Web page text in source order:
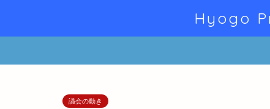
Hyogo
議会の動き